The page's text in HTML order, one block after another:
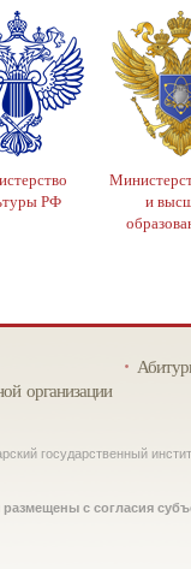
РФ
и
организации
государственный
с согласия